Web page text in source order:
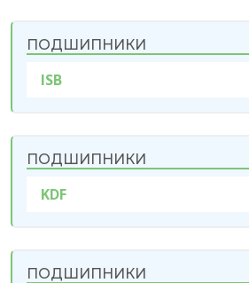
ПОДШИПНИКИ
ISB
ПОДШИПНИКИ
KDF
ПОДШИПНИКИ